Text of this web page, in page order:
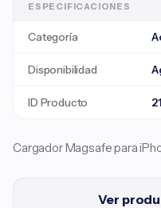
ESPECIFICACIONES
Categoría
Disponibilidad
ID Producto
Cargador Magsafe para
Ver